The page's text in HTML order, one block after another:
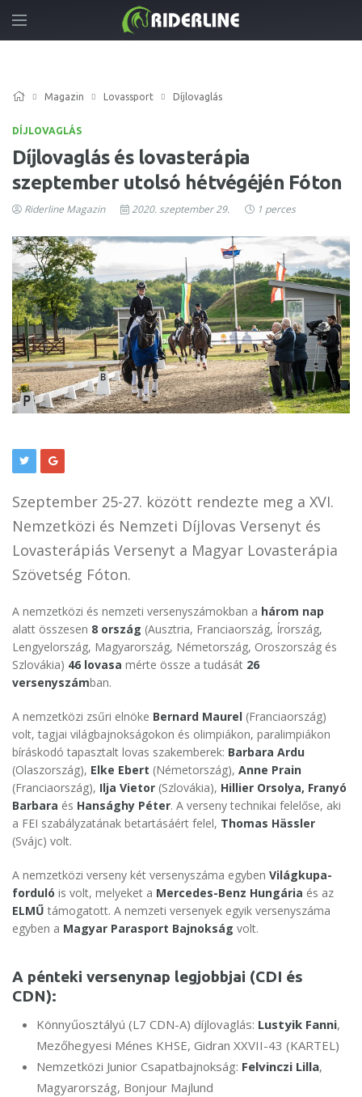
Magazin Lovassport Díjlovaglás
DÍJLOVAGLÁS
Díjlovaglás és lovasterápia
szeptember utolsó hétvégéjén Fóton
Riderline Magazin 2020. szeptember 29. 1 perces
Szeptember 25-27. között rendezte meg a XVI.
Nemzetközi és Nemzeti Díjlovas Versenyt és
Lovasterápiás Versenyt a Magyar Lovasterápia
Szövetség Fóton.
A nemzetközi és nemzeti versenyszámokban a három nap
alatt összesen 8 ország (Ausztria, Franciaország, Írország,
Lengyelország, Magyarország, Németország, Oroszország és
Szlovákia) 46 lovasa mérte össze a tudását 26
versenyszámban.
A nemzetközi zsűri elnöke Bernard Maurel (Franciaország)
volt, tagjai világbajnokságokon és olimpiákon, paralimpiákon
bíráskodó tapasztalt lovas szakemberek: Barbara Ardu
(Olaszország), Elke Ebert (Németország), Anne Prain
(Franciaország), Ilja Vietor (Szlovákia), Hillier Orsolya, Franyó
Barbara és Hansághy Péter. A verseny technikai felelőse, aki
a FEI szabályzatának betartásáért felel, Thomas Hässler
(Svájc) volt.
A nemzetközi verseny két versenyszáma egyben Világkupa-
forduló is volt, melyeket a Mercedes-Benz Hungária és az
ELMŰ támogatott. A nemzeti versenyek egyik versenyszáma
egyben a Magyar Parasport Bajnokság volt.
A pénteki versenynap legjobbjai (CDI és
CDN):
Könnyűosztályú (L7 CDN-A) díjlovaglás: Lustyik Fanni,
Mezőhegyesi Ménes KHSE, Gidran XXVII-43 (KARTEL)
Nemzetközi Junior Csapatbajnokság: Felvinczi Lilla,
Magyarország, Bonjour Majlund